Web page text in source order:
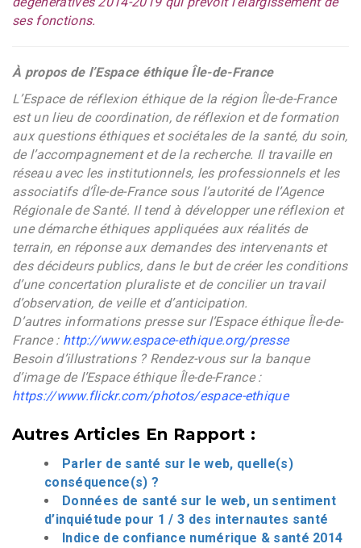
ses fonctions.
À propos de l’Espace éthique Île-de-France
L’Espace de réflexion éthique de la région Île-de-France
est un lieu de coordination, de réflexion et de formation
aux questions éthiques et sociétales de la santé, du soin,
de l’accompagnement et de la recherche. Il travaille en
réseau avec les institutionnels, les professionnels et les
associatifs d’Île-de-France sous l’autorité de l’Agence
Régionale de Santé. Il tend à développer une réflexion et
une démarche éthiques appliquées aux réalités de
terrain, en réponse aux demandes des intervenants et
des décideurs publics, dans le but de créer les conditions
d’une concertation pluraliste et de concilier un travail
d’observation, de veille et d’anticipation.
D’autres informations presse sur l’Espace éthique Île-de-
France : http://www.espace-ethique.org/presse
Besoin d’illustrations ? Rendez-vous sur la banque
d’image de l’Espace éthique Île-de-France :
https://www.flickr.com/photos/espace-ethique
Autres Articles En Rapport :
Parler de santé sur le web, quelle(s)
conséquence(s) ?
Données de santé sur le web, un sentiment
d’inquiétude pour 1 / 3 des internautes santé
Indice de confiance numérique & santé 2014